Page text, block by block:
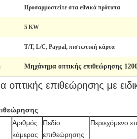
Προσαρμοστείτε στα εθνικά πρότυπα
5 KW
T/T, L/C, Paypal, πιστωτική κάρτα
Μηχάνημα οπτικής επιθεώρησης
οπτικής επιθεώρησης με
Αριθμός
κάμερας
Πεδίο
επιθεώρησης
Περιεχόμενο